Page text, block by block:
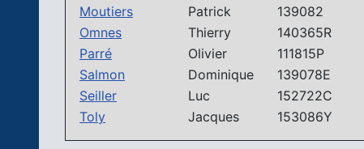
Moutiers
Patrick 139082
Omnes
Thierry 140365R
Parré
Olivier 111815P
Salmon
Dominique 139078E
Seiller
Luc 152722C
Toly
Jacques 153086Y